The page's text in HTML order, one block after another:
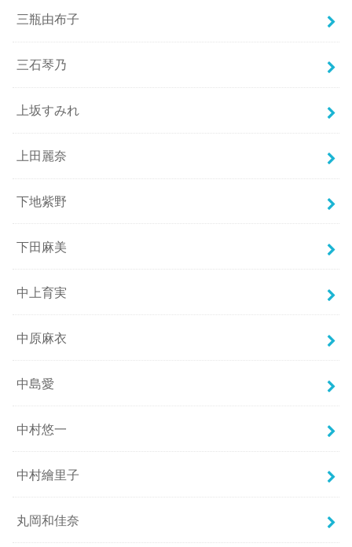
三瓶由布子
三石琴乃
上坂すみれ
上田麗奈
下地紫野
下田麻美
中上育実
中原麻衣
中島愛
中村悠一
中村繪里子
丸岡和佳奈